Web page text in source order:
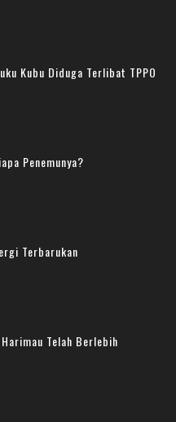
Kubu Diduga Terlibat TPPO
Penemunya?
Terbarukan
Telah Berlebih